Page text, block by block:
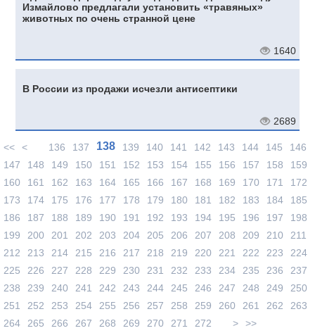
Измайлово предлагали установить «травяных»
животных по очень странной цене
1640
В России из продажи исчезли антисептики
2689
<< < 136 137 138 139 140 141 142 143 144 145
146
147
148 149 150 151 152 153 154 155 156 157 158
159
160
161 162 163 164 165 166 167 168 169 170 171
172
173
174 175 176 177 178 179 180 181 182 183 184
185
186
187 188 189 190 191 192 193 194 195 196 197
198
199
200 201 202 203 204 205 206 207 208 209 210
211
212
213 214 215 216 217 218 219 220 221 222 223
224
225
226 227 228 229 230 231 232 233 234 235 236
237
238
239 240 241 242 243 244 245 246 247 248 249
250
251
252 253 254 255 256 257 258 259 260 261 262
263
264
265 266 267 268 269 270 271 272 > >>